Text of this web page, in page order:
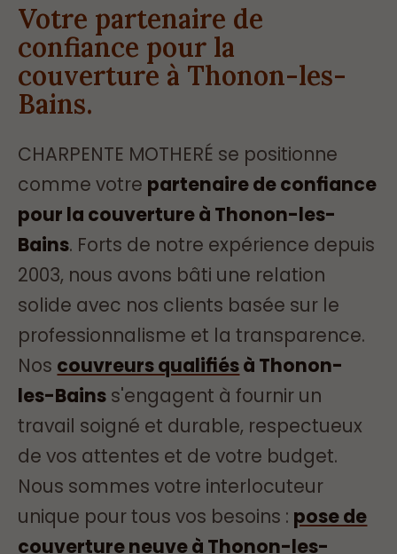
Votre partenaire de
confiance pour la
couverture à Thonon-les-
Bains.
CHARPENTE MOTHERÉ se positionne
comme votre partenaire de confiance
pour la couverture à Thonon-les-
Bains. Forts de notre expérience depuis
2003, nous avons bâti une relation
solide avec nos clients basée sur le
professionnalisme et la transparence.
Nos couvreurs qualifiésà Thonon-
les-Bains s'engagent à fournir un
travail soigné et durable, respectueux
de vos attentes et de votre budget.
Nous sommes votre interlocuteur
unique pour tous vos besoins : pose de
couverture neuveà Thonon-les-